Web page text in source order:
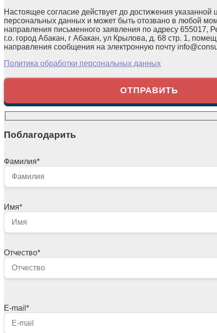
Настоящее согласие действует до достижения указанной
персональных данных и может быть отозвано в любой
направления письменного заявления по адресу 655017,
г.о. город Абакан, г Абакан, ул Крылова, д. 68 стр. 1,
направления сообщения на электронную почту
Политика обработки персональных данных
Поблагодарить
Фамилия*
Имя*
Отчество*
E-mail *